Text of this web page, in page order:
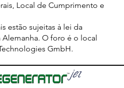
Local de Cumprimento e
estão sujeitas à lei da
Alemanha. O foro é o local
GmbH.